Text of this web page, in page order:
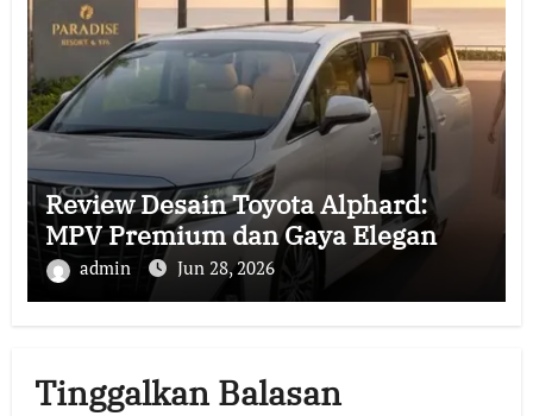
Review Desain Toyota Alphard:
MPV Premium dan Gaya Elegan
admin Jun 28, 2026
Tinggalkan Balasan